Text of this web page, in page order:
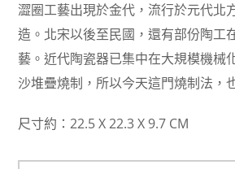
澀圈工藝出現於金代，流行於元代北
造。北宋以後至民國，還有部份陶工
藝。近代陶瓷器已集中在大規模機械
沙堆疊燒制，所以今天這門燒制法，
尺寸約：22.5 X 22.3 X 9.7 CM